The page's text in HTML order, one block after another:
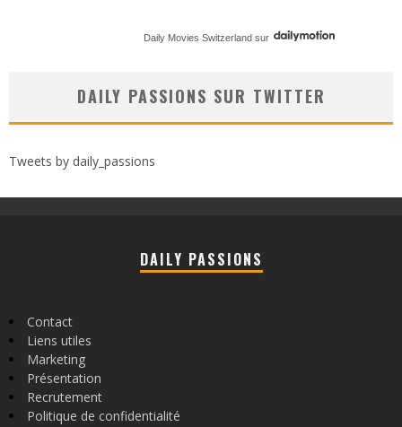
Daily Movies Switzerland sur
DAILY PASSIONS SUR TWITTER
Tweets by daily_passions
DAILY PASSIONS
Contact
Liens utiles
Marketing
Présentation
Recrutement
Politique de confidentialité